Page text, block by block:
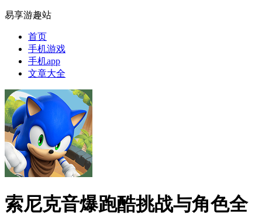
易享游趣站
首页
手机游戏
手机app
文章大全
索尼克音爆跑酷挑战与角色全